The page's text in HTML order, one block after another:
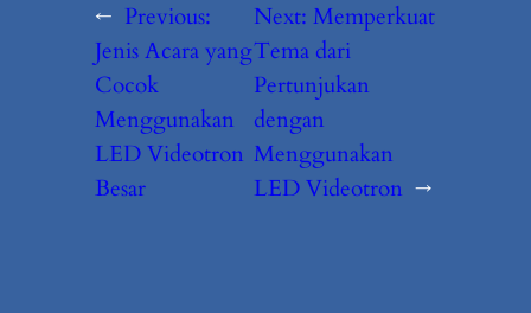
← Previous:
Jenis Acara yang
Cocok
Menggunakan
LED Videotron
Besar
Next: Memperkuat
Tema dari
Pertunjukan
dengan
Menggunakan
LED Videotron →